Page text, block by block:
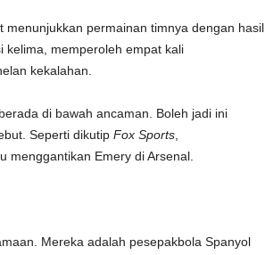
permainan timnya dengan hasil
kelima, memperoleh empat kali
kekalahan.
di bawah ancaman. Boleh jadi ini
Seperti dikutip Fox Sports,
menggantikan Emery di Arsenal.
Mereka adalah pesepakbola Spanyol